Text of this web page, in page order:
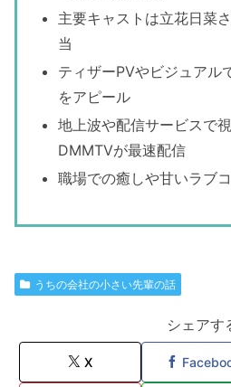
主要キャストは立花日菜
当
ティザーPVやビジュアル
をアピール
地上波や配信サービスで
DMMTVが最速配信
職場での癒しや甘いラブ
うちの会社の小さい先輩の話
シェアす
X